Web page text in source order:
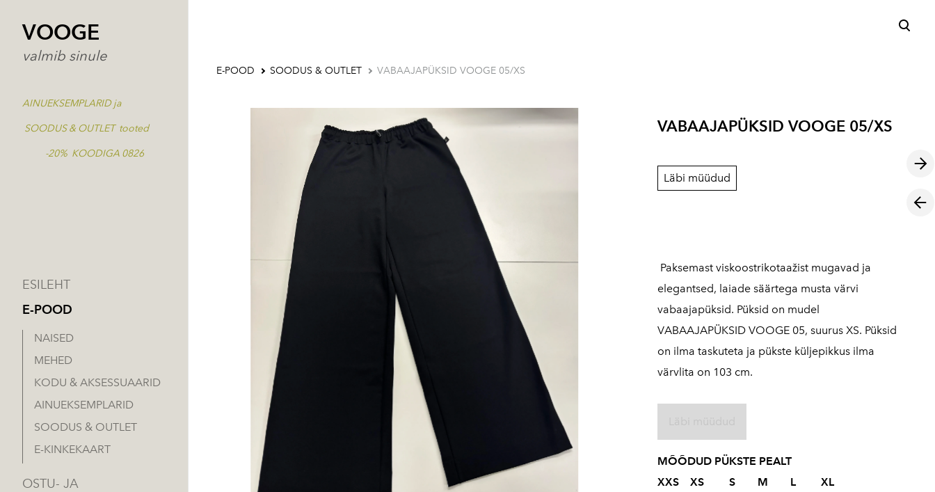
VOOGE
valmib sinule
AINUEKSEMPLARID ja
SOODUS & OUTLET tooted
-20% KOODIGA 0826
ESILEHT
E-POOD
NAISED
MEHED
KODU & AKSESSUAARID
AINUEKSEMPLARID
SOODUS & OUTLET
E-KINKEKAART
OSTU- JA
E-POOD SOODUS & OUTLET VABAAJAPÜKSID VOOGE 05/XS
VABAAJAPÜKSID VOOGE 05/XS
Läbi müüdud
Paksemast viskoostrikotaažist mugavad ja
elegantsed, laiade säärtega musta värvi
vabaajapüksid. Püksid on mudel
VABAAJAPÜKSID VOOGE 05, suurus XS. Püksid
on ilma taskuteta ja pükste küljepikkus ilma
värvlita on 103 cm.
MÕÕDUD PÜKSTE PEALT
XXS XS S M L XL